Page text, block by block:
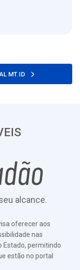
MT.ID
alcance.
oferecer aos
nas
Estado, permitindo
estão no portal